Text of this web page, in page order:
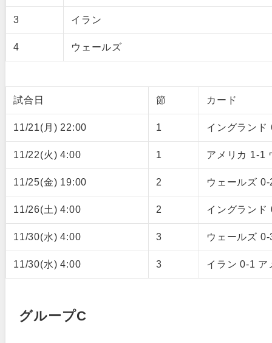
3 イラン
4 ウェールズ
試合日 節 カード
11/21(月) 22:00 1 イングランド
11/22(火) 4:00 1 アメリカ 1-1
11/25(金) 19:00 2 ウェールズ
11/26(土) 4:00 2 イングランド
11/30(水) 4:00 3 ウェールズ
11/30(水) 4:00 3 イラン 0-1 ア
グループC